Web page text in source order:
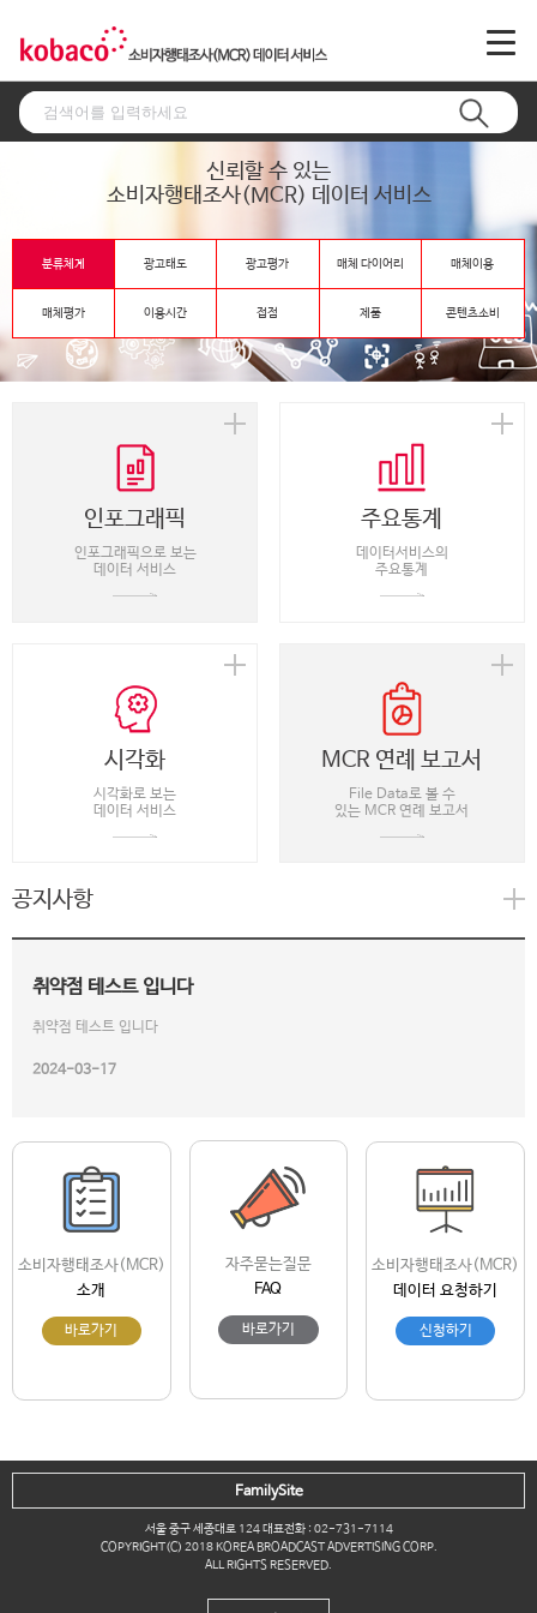
신뢰할 수 있는
소비자행태조사(MCR) 데이터 서비스
분류체계 광고태도 광고평가 매체 다이어리 매체이용
매체평가 이용시간 접점 제품 콘텐츠소비
인포그래픽
인포그래픽으로 보는
데이터 서비스
주요통계
데이터서비스의
주요통계
시각화
시각화로 보는
데이터 서비스
MCR 연례 보고서
File Data로 볼 수
있는 MCR 연례 보고서
공지사항
취약점 테스트 입니다
취약점 테스트 입니다
2024-03-17
소비자행태조사(MCR)
소개
바로가기
자주묻는질문
FAQ
바로가기
소비자행태조사(MCR)
데이터 요청하기
신청하기
서울 중구 세종대로 124 대표전화 : 02-731-7114
COPYRIGHT(C) 2018 KOREA BROADCAST ADVERTISING CORP.
ALL RIGHTS RESERVED.
FamilySite